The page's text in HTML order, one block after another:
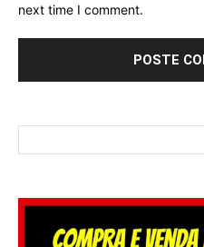
next time I comment.